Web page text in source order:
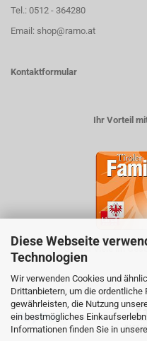
Diese Webseite
Technologien
Wir verwenden Cookies und
Drittanbietern, um die
gewährleisten, die Nutzung
ein bestmögliches
Informationen finden Sie in
Tel.: 0512 - 364280
Email: shop@ramo.at
Kontaktformular
Ihr Vorteil
5% auf viele im
ZAHLUNGSARTEN